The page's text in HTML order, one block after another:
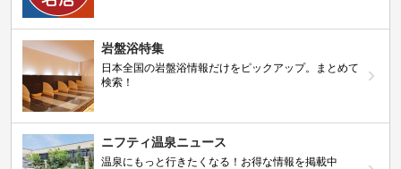
岩盤浴特集
日本全国の岩盤浴情報だけをピックアップ。まとめて
検索！
ニフティ温泉ニュース
温泉にもっと行きたくなる！お得な情報を掲載中